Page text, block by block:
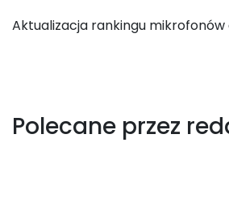
Aktualizacja rankingu mikrofonów
Polecane przez